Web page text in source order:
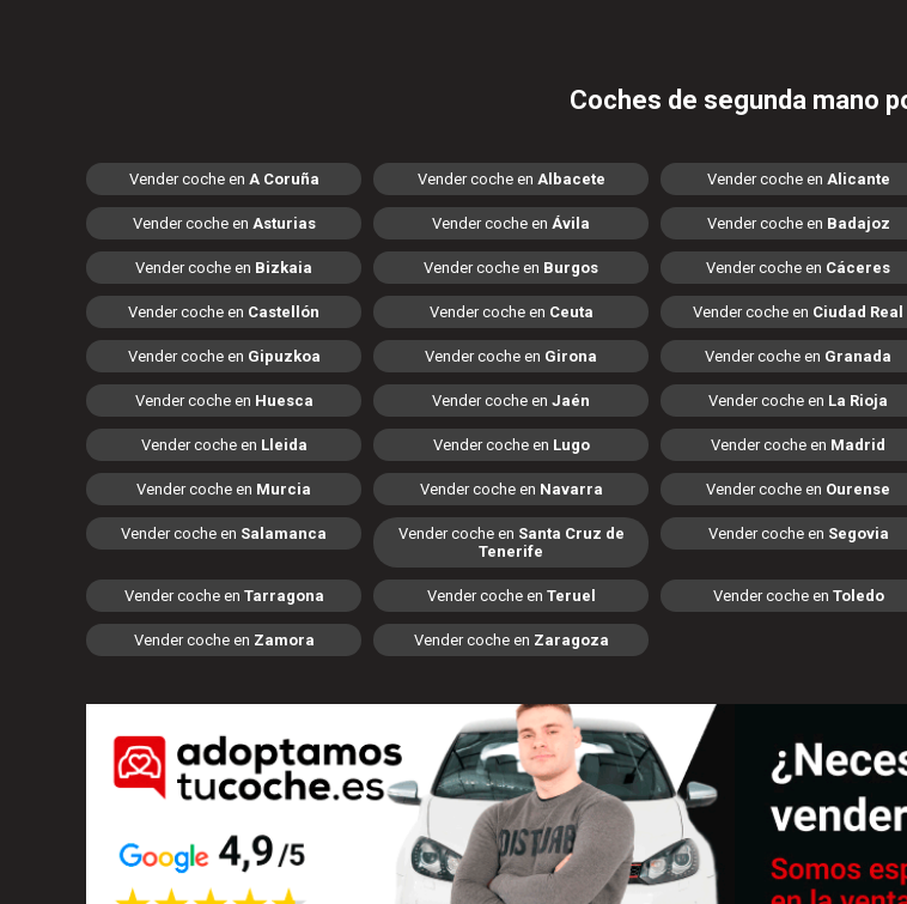
Coches de segunda mano
Vender coche en A Coruña Vender coche en Albacete Vender coche en Alicante
Vender coche en Asturias Vender coche en Ávila Vender coche en Badajoz
Vender coche en Bizkaia Vender coche en Burgos Vender coche en Cáceres
Vender coche en Castellón Vender coche en Ceuta Vender coche en Ciudad Real
Vender coche en Gipuzkoa Vender coche en Girona Vender coche en Granada
Vender coche en Huesca Vender coche en Jaén Vender coche en La Rioja
Vender coche en Lleida Vender coche en Lugo Vender coche en Madrid
Vender coche en Murcia Vender coche en Navarra Vender coche en Ourense
Vender coche en Salamanca Vender coche en Santa Cruz de
Tenerife
Vender coche en Segovia
Vender coche en Tarragona Vender coche en Teruel Vender coche en Toledo
Vender coche en Zamora Vender coche en Zaragoza